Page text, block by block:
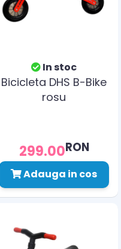
In stoc
Bicicleta DHS B-Bike
rosu
299.00RON
Adauga in cos